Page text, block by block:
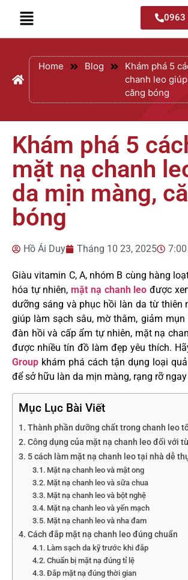
0963
Home Blog
Khám phá 5
chanh leo
căng bóng
Khám phá 5
mặt nạ chanh
da mịn màng,
bóng
Hồ Ái Duy Tháng 10 23, 2025
Giàu vitamin C, A, nhóm B cùng hàng
hóa tự nhiên,mặt nạ chanh leo được
dưỡng sáng và phục hồi làn da từ thiên
giúp làm sạch sâu, mờ thâm, giảm
đàn hồi và cấp ẩm tự nhiên, mặt nạ
được nhiều tín đồ làm đẹp yêu thích.
Group khám phá cách tận dụng loại
để sở hữu làn da mịn màng, rạng rỡ
Mục Lục Bài Viết
Thành phần dưỡng chất trong chanh leo
Công dụng của mặt nạ chanh leo đối với
5 cách làm mặt nạ chanh leo tại nhà dễ
Mặt nạ chanh leo và mật ong
Mặt nạ chanh leo và sữa chua
Mặt nạ chanh leo và bột nghệ
Mặt nạ chanh leo và yến mạch
Mặt nạ chanh leo và nha đam
Cách đắp mặt nạ chanh leo đúng chuẩn
Làm sạch da kỹ trước khi đắp
Chuẩn bị mặt nạ đúng tỉ lệ
Đắp mặt nạ đúng thời gian